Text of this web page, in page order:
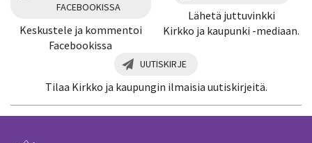
FACEBOOKISSA
Keskustele ja kommentoi
Facebookissa
Lähetä juttuvinkki
Kirkko ja kaupunki -mediaan.
UUTISKIRJE
Tilaa Kirkko ja kaupungin ilmaisia uutiskirjeitä.